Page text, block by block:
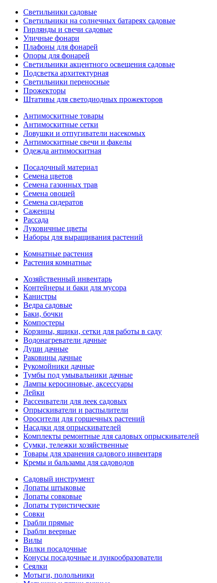
Светильники садовые
Светильники на солнечных батареях садовые
Гирлянды и свечи садовые
Уличные фонари
Плафоны для фонарей
Опоры для фонарей
Светильники акцентного освещения садовые
Подсветка архитектурная
Светильники переносные
Прожекторы
Штативы для светодиодных прожекторов
Антимоскитные товары
Антимоскитные сетки
Ловушки и отпугиватели насекомых
Антимоскитные свечи и факелы
Одежда антимоскитная
Посадочный материал
Семена цветов
Семена газонных трав
Семена овощей
Семена сидератов
Саженцы
Рассада
Луковичные цветы
Наборы для выращивания растений
Комнатные растения
Растения комнатные
Хозяйственный инвентарь
Контейнеры и баки для мусора
Канистры
Ведра садовые
Баки, бочки
Компостеры
Корзины, ящики, сетки для работы в саду
Водонагреватели дачные
Души дачные
Раковины дачные
Рукомойники дачные
Тумбы под умывальники дачные
Лампы керосиновые, аксессуары
Лейки
Рассеиватели для леек садовых
Опрыскиватели и распылители
Оросители для горшечных растений
Насадки для опрыскивателей
Комплекты ремонтные для садовых опрыскивателей
Сумки, тележки хозяйственные
Товары для хранения садового инвентаря
Кремы и бальзамы для садоводов
Садовый инструмент
Лопаты штыковые
Лопаты совковые
Лопаты туристические
Совки
Грабли прямые
Грабли веерные
Вилы
Вилки посадочные
Конусы посадочные и лункообразователи
Сеялки
Мотыги, полольники